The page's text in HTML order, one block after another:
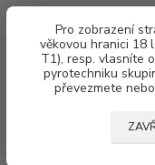
Pro zobrazení
věkovou hranici 18
T1), resp. vlasníte
pyrotechniku
převezmete
JSME TU PRO VÁS 8.00-